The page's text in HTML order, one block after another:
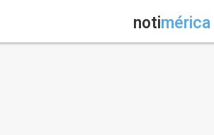
notimérica